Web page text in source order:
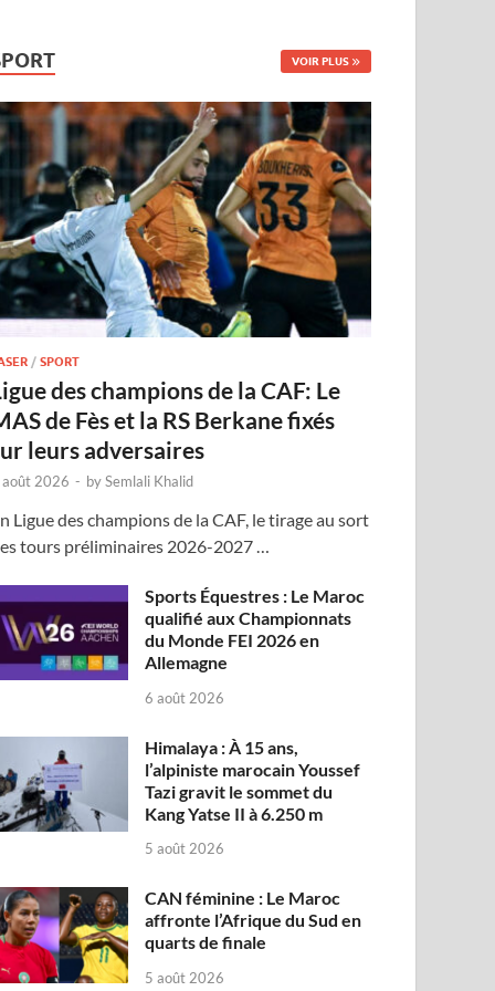
VOIR PLUS
/SPORT
des champions de la CAF: Le
de Fès et la RS Berkane fixés
leurs adversaires
2026 - bySemlali Khalid
Ligue des champions de la CAF, le tirage au sort
tours préliminaires 2026-2027 …
Sports Équestres : Le Maroc
qualifié aux Championnats
du Monde FEI 2026 en
Allemagne
6 août 2026
Himalaya : À 15 ans,
l’alpiniste marocain Youssef
Tazi gravit le sommet du
Kang Yatse II à 6.250 m
5 août 2026
CAN féminine : Le Maroc
affronte l’Afrique du Sud en
quarts de finale
5 août 2026